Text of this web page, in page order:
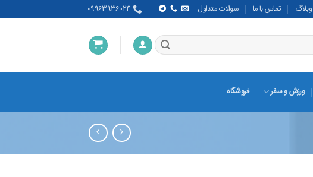
وبلاگ تماس با ما سوالات متداول 09963936024
ورزش و سفر فروشگاه